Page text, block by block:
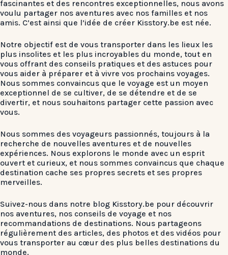
fascinantes et des rencontres exceptionnelles, nous avons
voulu partager nos aventures avec nos familles et nos
amis. C’est ainsi que l’idée de créer Kisstory.be est née.
Notre objectif est de vous transporter dans les lieux les
plus insolites et les plus incroyables du monde, tout en
vous offrant des conseils pratiques et des astuces pour
vous aider à préparer et à vivre vos prochains voyages.
Nous sommes convaincus que le voyage est un moyen
exceptionnel de se cultiver, de se détendre et de se
divertir, et nous souhaitons partager cette passion avec
vous.
Nous sommes des voyageurs passionnés, toujours à la
recherche de nouvelles aventures et de nouvelles
expériences. Nous explorons le monde avec un esprit
ouvert et curieux, et nous sommes convaincus que chaque
destination cache ses propres secrets et ses propres
merveilles.
Suivez-nous dans notre blog Kisstory.be pour découvrir
nos aventures, nos conseils de voyage et nos
recommandations de destinations. Nous partageons
régulièrement des articles, des photos et des vidéos pour
vous transporter au cœur des plus belles destinations du
monde.